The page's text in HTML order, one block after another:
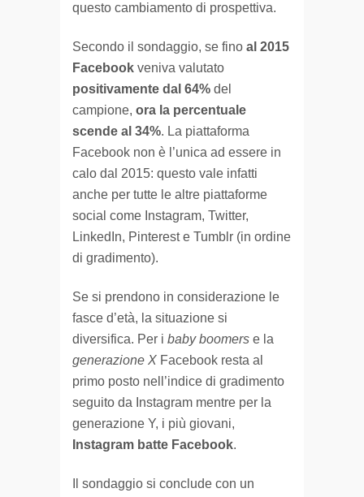
questo cambiamento di prospettiva.
Secondo il sondaggio, se fino al 2015
Facebook veniva valutato
positivamente dal 64% del
campione, ora la percentuale
scende al 34%. La piattaforma
Facebook non è l’unica ad essere in
calo dal 2015: questo vale infatti
anche per tutte le altre piattaforme
social come Instagram, Twitter,
LinkedIn, Pinterest e Tumblr (in ordine
di gradimento).
Se si prendono in considerazione le
fasce d’età, la situazione si
diversifica. Per i baby boomers e la
generazione X Facebook resta al
primo posto nell’indice di gradimento
seguito da Instagram mentre per la
generazione Y, i più giovani,
Instagram batte Facebook.
Il sondaggio si conclude con un